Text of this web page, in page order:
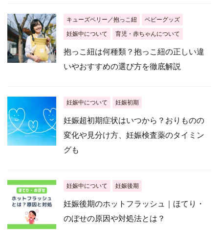
キューズベリー／抱っこ紐 ベビーグッズ
妊娠中について 育児・赤ちゃんについて
抱っこ紐は何種類？抱っこ紐の正しい違
いやおすすめの選び方を徹底解説
妊娠中について 妊娠初期
妊娠超初期症状はいつから？おりものの
変化や見分け方、妊娠検査薬のタイミン
グも
妊娠中について 妊娠後期
妊娠後期のホットフラッシュ｜ほてり・
のぼせの原因や対処法とは？